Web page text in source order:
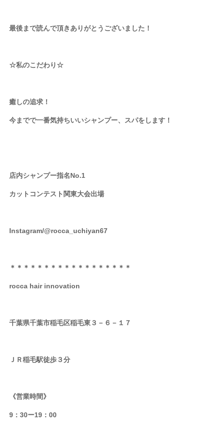
最後まで読んで頂きありがとうございました！
☆私のこだわり☆
癒しの追求！
今までで一番気持ちいいシャンプー、スパをします！
店内シャンプー指名No.1
カットコンテスト関東大会出場
Instagram/@rocca_uchiyan67
＊＊＊＊＊＊＊＊＊＊＊＊＊＊＊＊＊＊
rocca hair innovation
千葉県千葉市稲毛区稲毛東３－６－１７
ＪＲ稲毛駅徒歩３分
《営業時間》
9：30ー19：00